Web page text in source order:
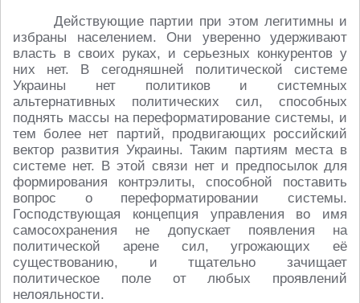
Действующие партии при этом легитимны и
избраны населением. Они уверенно удерживают
власть в своих руках, и серьезных конкурентов у
них нет. В сегодняшней политической системе
Украины нет политиков и системных
альтернативных политических сил, способных
поднять массы на переформатирование системы, и
тем более нет партий, продвигающих российский
вектор развития Украины. Таким партиям места в
системе нет. В этой связи нет и предпосылок для
формирования контрэлиты, способной поставить
вопрос о переформатировании системы.
Господствующая концепция управления во имя
самосохранения не допускает появления на
политической арене сил, угрожающих её
существованию, и тщательно зачищает
политическое поле от любых проявлений
нелояльности.